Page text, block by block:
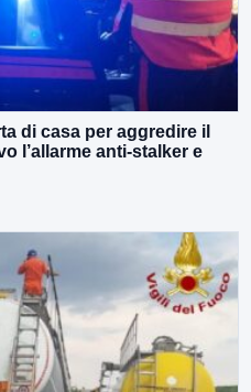
di casa per aggredire il
l’allarme anti-stalker e